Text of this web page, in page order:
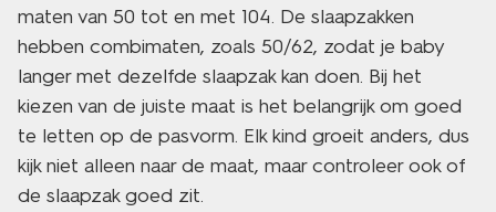
maten van 50 tot en met 104. De slaapzakken
hebben combimaten, zoals 50/62, zodat je baby
langer met dezelfde slaapzak kan doen. Bij het
kiezen van de juiste maat is het belangrijk om goed
te letten op de pasvorm. Elk kind groeit anders, dus
kijk niet alleen naar de maat, maar controleer ook of
de slaapzak goed zit.